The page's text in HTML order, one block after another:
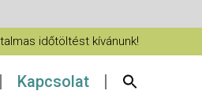
időtöltést kívánunk!
Kapcsolat